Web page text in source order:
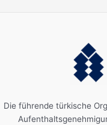
Die führende türkische